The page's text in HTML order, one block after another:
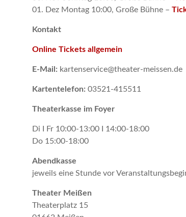
01. Dez Montag 10:00, Große Bühne –
Kontakt
Online Tickets allgemein
E-Mail: kartenservice@theater-meissen.de
Kartentelefon: 03521-415511
Theaterkasse im Foyer
Di I Fr 10:00-13:00 I 14:00-18:00
Do 15:00-18:00
Abendkasse
jeweils eine Stunde vor
Theater Meißen
Theaterplatz 15